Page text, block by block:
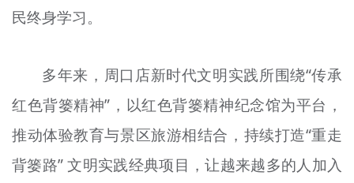
民终身学习。
多年来，周口店新时代文明实践所围绕“传承
红色背篓精神”，以红色背篓精神纪念馆为平台，
推动体验教育与景区旅游相结合，持续打造“重走
背篓路” 文明实践经典项目，让越来越多的人加入